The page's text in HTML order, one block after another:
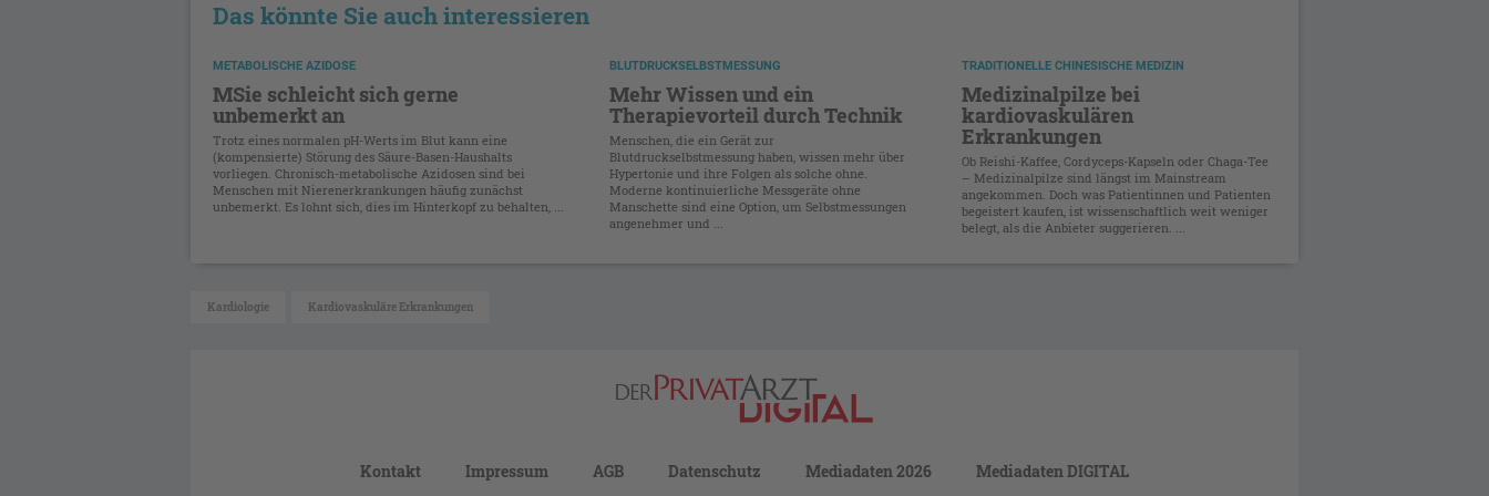
Das könnte Sie auch interessieren
METABOLISCHE AZIDOSE
MSie schleicht sich gerne
unbemerkt an
Trotz eines normalen pH-Werts im Blut kann eine
(kompensierte) Störung des Säure-Basen-Haushalts
vorliegen. Chronisch-metabolische Azidosen sind bei
Menschen mit Nierenerkrankungen häufig zunächst
unbemerkt. Es lohnt sich, dies im Hinterkopf zu behalten, ...
BLUTDRUCKSELBSTMESSUNG
Mehr Wissen und ein
Therapievorteil durch Technik
Menschen, die ein Gerät zur
Blutdruckselbstmessung haben, wissen mehr über
Hypertonie und ihre Folgen als solche ohne.
Moderne kontinuierliche Messgeräte ohne
Manschette sind eine Option, um Selbstmessungen
angenehmer und ...
TRADITIONELLE CHINESISCHE MEDIZIN
Medizinalpilze bei
kardiovaskulären
Erkrankungen
Ob Reishi-Kaffee, Cordyceps-Kapseln oder Chaga-Tee
– Medizinalpilze sind längst im Mainstream
angekommen. Doch was Patientinnen und Patienten
begeistert kaufen, ist wissenschaftlich weit weniger
belegt, als die Anbieter suggerieren. ...
Kardiologie Kardiovaskuläre Erkrankungen
Kontakt Impressum AGB Datenschutz Mediadaten 2026 Mediadaten DIGITAL